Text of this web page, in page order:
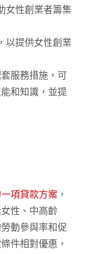
女性創業者籌集
以提供女性創業
服務措施，可
和知識，並提
項貸款方案 ，
性、中高齡
動參與率和促
件相對優惠，